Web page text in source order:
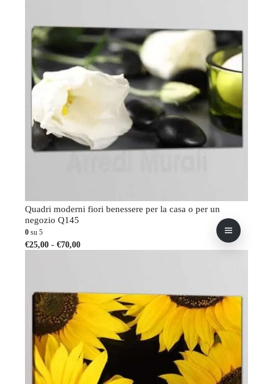
Quadri moderni fiori benessere per la casa o per un
negozio Q145
0 su 5
€25,00 - €70,00Fascia
a
€70,00
Questo
Le
opzioni
possono
scelte
nella
pagina
del
prodotto